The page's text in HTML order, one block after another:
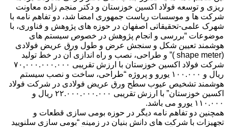
توسعه فولاد اکسین خوزستان و دکتر منجم زاده معاونت
و موسسات ریاست جمهوری امضا شد، دو تفاهم نامه با
تحقیقاتی اصفهان در حوزه های پژوهش و فناوری، با
“بررسی و انجام پژوهش در خصوص سیستم های
تعیین شکل و سنجش عرض و طول ورق عریض فولادی
(shape meter )” و طراحی، نصب و راه اندازی آن در خط تولید
شرکت فولاد اکسین خوزستان با ارزش تقریبی ۷۰,۰۰۰.۰۰۰.۰۰۰
ریال و ۱۰۰.۰۰۰ یورو و پروژه “طراحی، ساخت و نصب سیستم
تشخیص عیوب سطح ورق عریض فولادی در شرکت فولاد
اکسین خوزستان” با ارزش تقریبی ۲۲.۰۰۰.۰۰۰.۰۰۰ ریال و
دو تفاهم نامه دیگر در حوزه بومی سازی قطعات و
با شرکت های دانش بنیان در زمینه “بومی سازی سلنویید